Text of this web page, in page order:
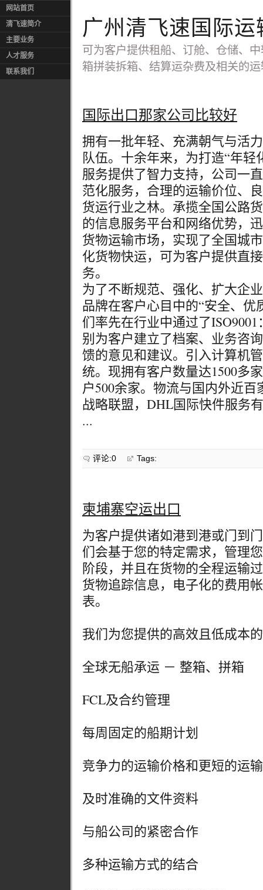
网站首页
清飞速简介
主要业务
人才服务
联系我们
广州清飞速国际运
可为客户提供租船、订舱、仓储、
箱拼装拆箱、结算运杂费及相关的
国际出口那家公司比较好
拥有一批年轻、充满朝气与活
队伍。十余年来，为打造“年轻
服务提供了智力支持，公司一
范化服务，合理的运输价位、
货运行业之林。承揽全国公路
的信息服务平台和网络优势，
货物运输市场，实现了全国城
化货物快运，可为客户提供直
务。
为了不断规范、强化、扩大企
品牌在客户心目中的“安全、优
们率先在行业中通过了
别为客户建立了档案、业务咨
馈的意见和建议。引入计算机
统。现拥有客户数量达1500多
户500余家。物流与国内外近
战略联盟，DHL国际快件服务
...
评论:0 Tags:
柬埔寨空运出口
为客户提供诸如港到港或门到
们会基于您的特定需求，管理
阶段，并且在货物的全程运输
货物追踪信息，电子化的费用
表。
我们为您提供的高效且低成本
全球无船承运 － 整箱、拼箱
FCL及合约管理
每周固定的船期计划
竞争力的运输价格和更短的运
及时准确的文件资料
与船公司的紧密合作
多种运输方式的结合